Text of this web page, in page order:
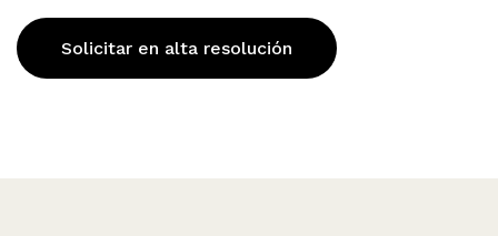
Solicitar en alta resolución